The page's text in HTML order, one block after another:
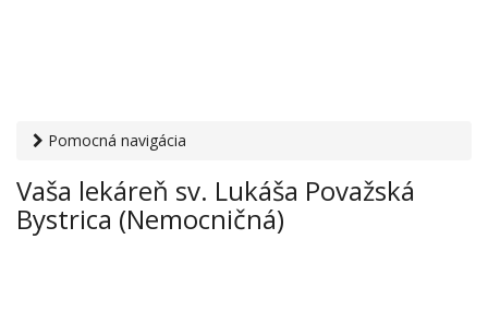
Pomocná navigácia
Lukáša Považská Bystrica (Nemocničná)
Vaša lekáreň sv. Lukáša Považská
Bystrica (Nemocničná)